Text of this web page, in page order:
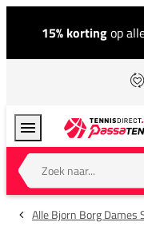
15% kortingop
Zoek naar...
Alle Bjorn Borg Dames